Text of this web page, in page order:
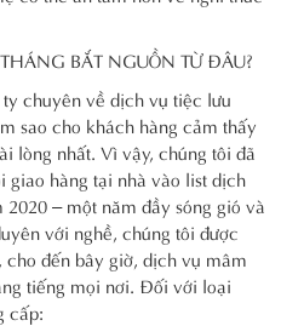
BẮT NGUỒN TỪ ĐÂU?
chuyên về dịch vụ tiệc lưu
sao cho khách hàng cảm thấy
lòng nhất. Vì vậy, chúng tôi đã
giao hàng tại nhà vào list dịch
– một năm đầy sóng gió và
với nghề, chúng tôi được
đến bây giờ, dịch vụ mâm
tiếng mọi nơi. Đối với loại
cấp: